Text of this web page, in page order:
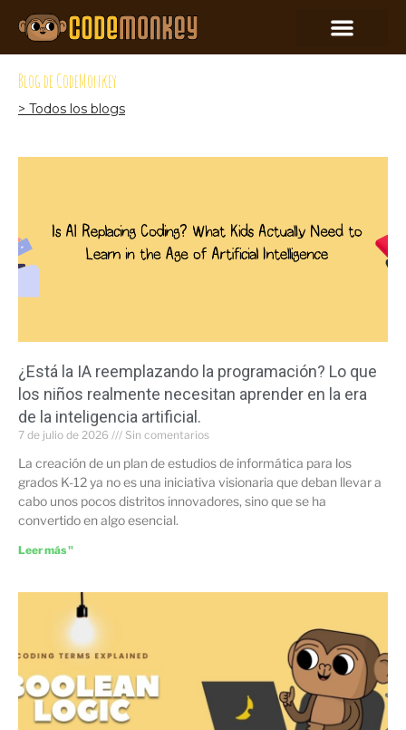
Blog de CodeMonkey
> Todos los blogs
¿Está la IA reemplazando la programación? Lo que
los niños realmente necesitan aprender en la era
de la inteligencia artificial.
7 de julio de 2026 Sin comentarios
La creación de un plan de estudios de informática para los
grados K-12 ya no es una iniciativa visionaria que deban llevar a
cabo unos pocos distritos innovadores, sino que se ha
convertido en algo esencial.
Leer más "